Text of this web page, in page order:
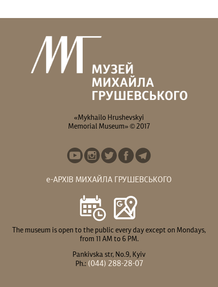
У липні в музеї:
ВИСТАВКИ: Вистав(к)а
«СВОЇ/ЧУЖІ ЛЮДИ,...
«Mykhailo Hrushevskyi
Memorial Museum» © 2017
е-АРХІВ МИХАЙЛА ГРУШЕВСЬКОГО
The museum is open to the public every day except on Mondays,
from 11 AM to 6 PM.
Pankivska str, No.9, Kyiv
Ph.:(044) 288-28-07